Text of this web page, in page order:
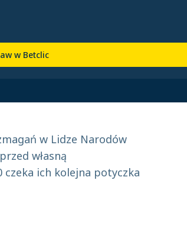
w Betclic
w Lidze Narodów
własną
czeka ich kolejna potyczka